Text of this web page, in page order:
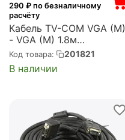
290 ₽ по безналичному
расчёту
Кабель TV-COM VGA (M)
- VGA (M) 1.8м
(QCG341AD)
Код товара: 201821
В наличии